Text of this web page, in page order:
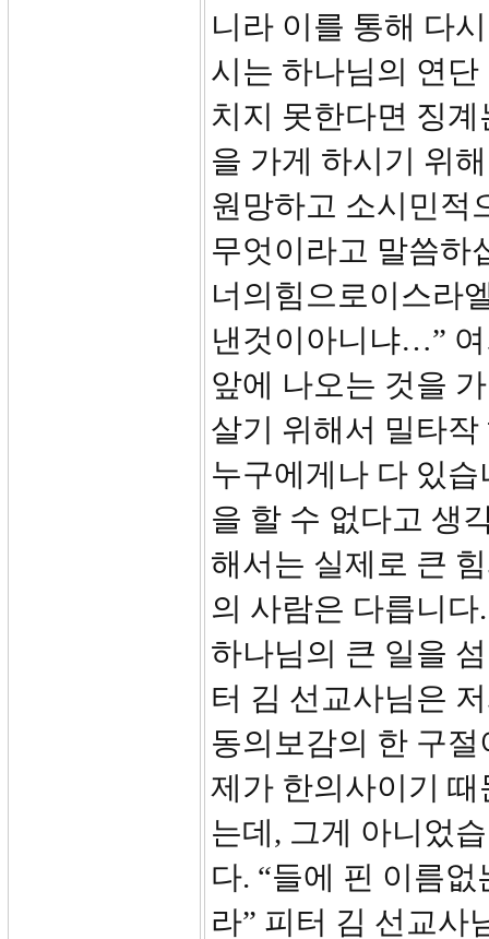
니라 이를 통해 다
시는 하나님의 연
치지 못한다면 징
을 가게 하시기 위
원망하고 소시민적
무엇이라고 말씀하
너의힘으로이스라
낸것이아니냐…”
앞에 나오는 것을
살기 위해서 밀타
누구에게나 다 있
을 할 수 없다고 생
해서는 실제로 큰
의 사람은 다릅니
하나님의 큰 일을
터 김 선교사님은
동의보감의 한 구
제가 한의사이기
는데, 그게 아니었
다. “들에 핀 이름
라” 피터 김 선교사